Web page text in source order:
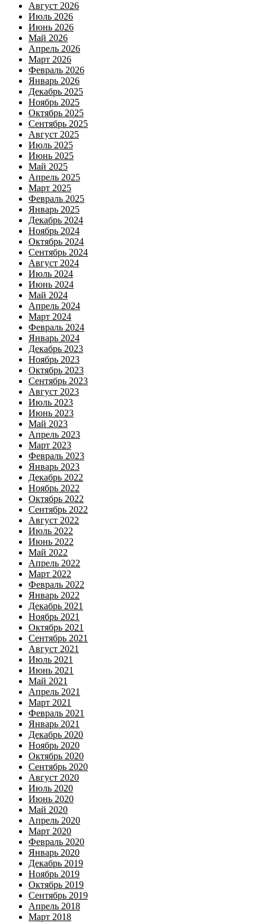
Август 2026
Июль 2026
Июнь 2026
Май 2026
Апрель 2026
Март 2026
Февраль 2026
Январь 2026
Декабрь 2025
Ноябрь 2025
Октябрь 2025
Сентябрь 2025
Август 2025
Июль 2025
Июнь 2025
Май 2025
Апрель 2025
Март 2025
Февраль 2025
Январь 2025
Декабрь 2024
Ноябрь 2024
Октябрь 2024
Сентябрь 2024
Август 2024
Июль 2024
Июнь 2024
Май 2024
Апрель 2024
Март 2024
Февраль 2024
Январь 2024
Декабрь 2023
Ноябрь 2023
Октябрь 2023
Сентябрь 2023
Август 2023
Июль 2023
Июнь 2023
Май 2023
Апрель 2023
Март 2023
Февраль 2023
Январь 2023
Декабрь 2022
Ноябрь 2022
Октябрь 2022
Сентябрь 2022
Август 2022
Июль 2022
Июнь 2022
Май 2022
Апрель 2022
Март 2022
Февраль 2022
Январь 2022
Декабрь 2021
Ноябрь 2021
Октябрь 2021
Сентябрь 2021
Август 2021
Июль 2021
Июнь 2021
Май 2021
Апрель 2021
Март 2021
Февраль 2021
Январь 2021
Декабрь 2020
Ноябрь 2020
Октябрь 2020
Сентябрь 2020
Август 2020
Июль 2020
Июнь 2020
Май 2020
Апрель 2020
Март 2020
Февраль 2020
Январь 2020
Декабрь 2019
Ноябрь 2019
Октябрь 2019
Сентябрь 2019
Апрель 2018
Март 2018